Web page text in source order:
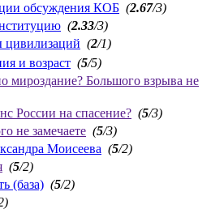
обсуждения КОБ (2.67/3)
(2.33/3)
цивилизаций (2/1)
и возраст (5/5)
мироздание? Большого взрыва не
России на спасение? (5/3)
не замечаете (5/3)
Моисеева (5/2)
(5/2)
(база) (5/2)